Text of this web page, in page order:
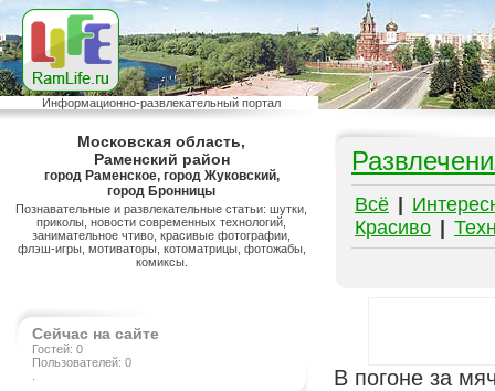
Информационно-развлекательный портал
Московская область,
Раменский район
город Раменское, город Жуковский,
город Бронницы
Познавательные и развлекательные статьи: шутки,
приколы, новости современных технологий,
занимательное чтиво, красивые фотографии,
флэш-игры, мотиваторы, котоматрицы, фотожабы,
комиксы.
Сейчас на сайте
Гостей: 0
Пользователей: 0
Всё
Красиво
В погоне за